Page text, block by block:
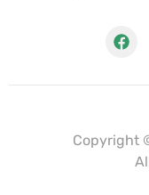
Copyright